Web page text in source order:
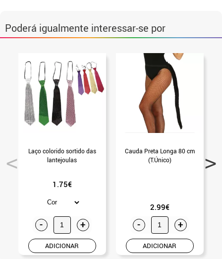
Poderá igualmente interessar-se por
Laço colorido sortido das
lantejoulas
1.75€
- +
ADICIONAR
Cauda Preta Longa 80 cm
(T.Único)
2.99€
- +
ADICIONAR